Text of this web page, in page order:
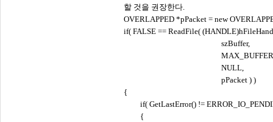
할 것을 권장한다.
OVERLAPPED *pPacket = new
if( FALSE == ReadFile(
szBuffer,
NULL,
pPacket ) )
{
if( GetLastError() !=
{